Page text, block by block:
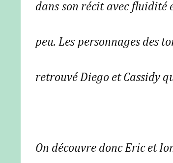
dans son récit avec fluidité
peu. Les personnages des
retrouvé Diego et Cassidy
On découvre donc Eric et